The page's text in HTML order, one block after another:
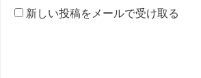
新しい投稿をメールで受け取る